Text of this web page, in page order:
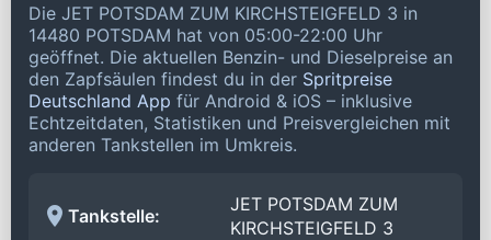
Die JET POTSDAM ZUM KIRCHSTEIGFELD 3 in
14480 POTSDAM hat von 05:00-22:00 Uhr
geöffnet. Die aktuellen Benzin- und Dieselpreise an
den Zapfsäulen findest du in der Spritpreise
Deutschland App für Android & iOS – inklusive
Echtzeitdaten, Statistiken und Preisvergleichen mit
anderen Tankstellen im Umkreis.
Tankstelle:
JET POTSDAM ZUM
KIRCHSTEIGFELD 3